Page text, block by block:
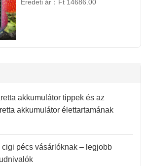
Eredeti ár： Ft 14686.00
akkumulátor tippek és az
akkumulátor élettartamának
cigi pécs vásárlóknak – legjobb